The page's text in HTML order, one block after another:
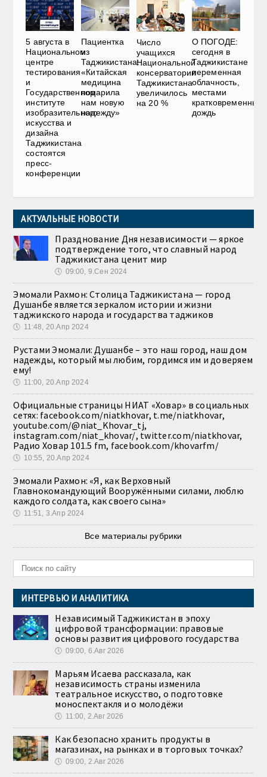
5 августа в
Национальном
центре
тестирования
и
Государственном
институте
изобразительного
искусства и
дизайна
Таджикистана
состоятся
пресс-
конференции
Пациентка
из
Таджикистана:
«Китайская
медицина
подарила
нам новую
надежду»
Число
учащихся
Национальной
консерватории
Таджикистана
увеличилось
на 20 %
О ПОГОДЕ:
сегодня в
Таджикистане
переменная
облачность,
местами
кратковременный
дождь
АКТУАЛЬНЫЕ НОВОСТИ
Празднование Дня независимости — яркое
подтверждение того, что славный народ
Таджикистана ценит мир
🕔 09:00, 9.Сен 2024
Эмомали Рахмон: Столица Таджикистана — город
Душанбе является зеркалом истории и жизни
таджикского народа и государства таджиков
🕔 11:48, 20.Апр 2024
Рустами Эмомали: Душанбе – это наш город, наш дом
надежды, который мы любим, гордимся им и доверяем
ему!
🕔 11:00, 20.Апр 2024
Официальные страницы НИАТ «Ховар» в социальных
сетях: facebook.com/niatkhovar, t.me/niatkhovar,
youtube.com/@niat_Khovar_tj,
instagram.com/niat_khovar/, twitter.com/niatkhovar,
Радио Ховар 101.5 fm, facebook.com/khovarfm/
🕔 10:55, 20.Апр 2024
Эмомали Рахмон: «Я, как Верховный
Главнокомандующий Вооружёнными силами, люблю
каждого солдата, как своего сына»
🕔 11:51, 3.Апр 2024
Все материалы рубрики
ИНТЕРВЬЮ И АНАЛИТИКА
Независимый Таджикистан в эпоху
цифровой трансформации: правовые
основы развития цифрового государства
🕔 09:00, 6.Авг 2026
Марьям Исаева рассказала, как
независимость страны изменила
театральное искусство, о подготовке
моноспектакля и о молодёжи
🕔 11:00, 2.Авг 2026
Как безопасно хранить продукты в
магазинах, на рынках и в торговых точках?
🕔 09:00, 2.Авг 2026